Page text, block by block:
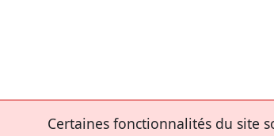
Certaines fonctionnalités du site